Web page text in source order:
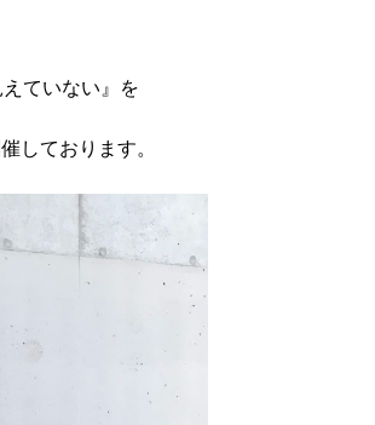
ていない』を
しております。